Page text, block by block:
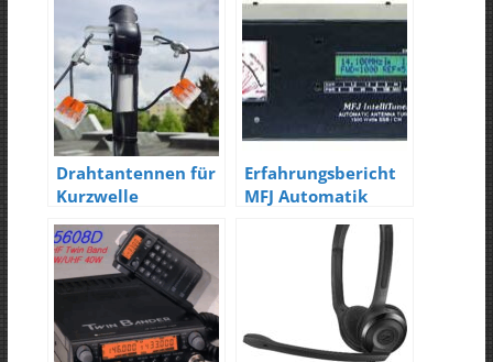
Drahtantennen für
Kurzwelle
Erfahrungsbericht
MFJ Automatik